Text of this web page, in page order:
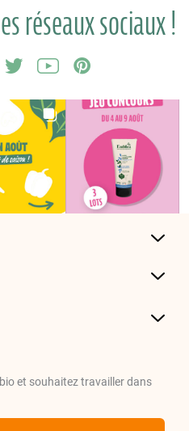
réseaux sociaux !
et souhaitez travailler dans